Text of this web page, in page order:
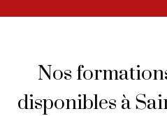
Nos
disponibles à